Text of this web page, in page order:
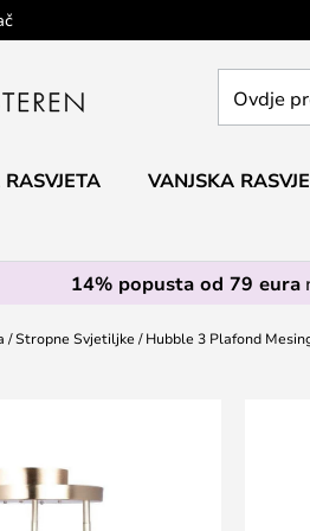
pretražite
trgovinu...
VANJSKA
14% popusta od 79 eura
Stropne Svjetiljke Hubble 3 Plafond